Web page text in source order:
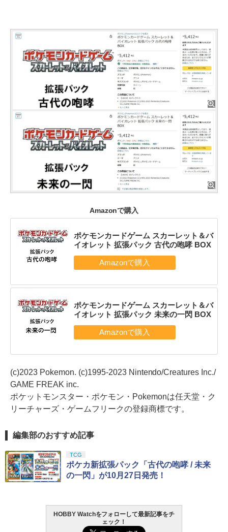
Amazonで購入
ポケモンカードゲーム スカーレット＆バ
イオレット 拡張パック 古代の咆哮 BOX
ポケモンカードゲーム スカーレット＆バ
イオレット 拡張パック 未来の一閃 BOX
(c)2023 Pokemon. (c)1995-2023 Nintendo/Creatures Inc./
GAME FREAK inc.
ポケットモンスター・ポケモン・Pokemonは任天堂・ク
リーチャーズ・ゲームフリークの登録商標です。
編集部のおすすめ記事
TCG
ポケカ新拡張パック「古代の咆哮 / 未来
の一閃」が10月27日発売！
HOBBY Watchをフォローして最新記事をチ
ェック！